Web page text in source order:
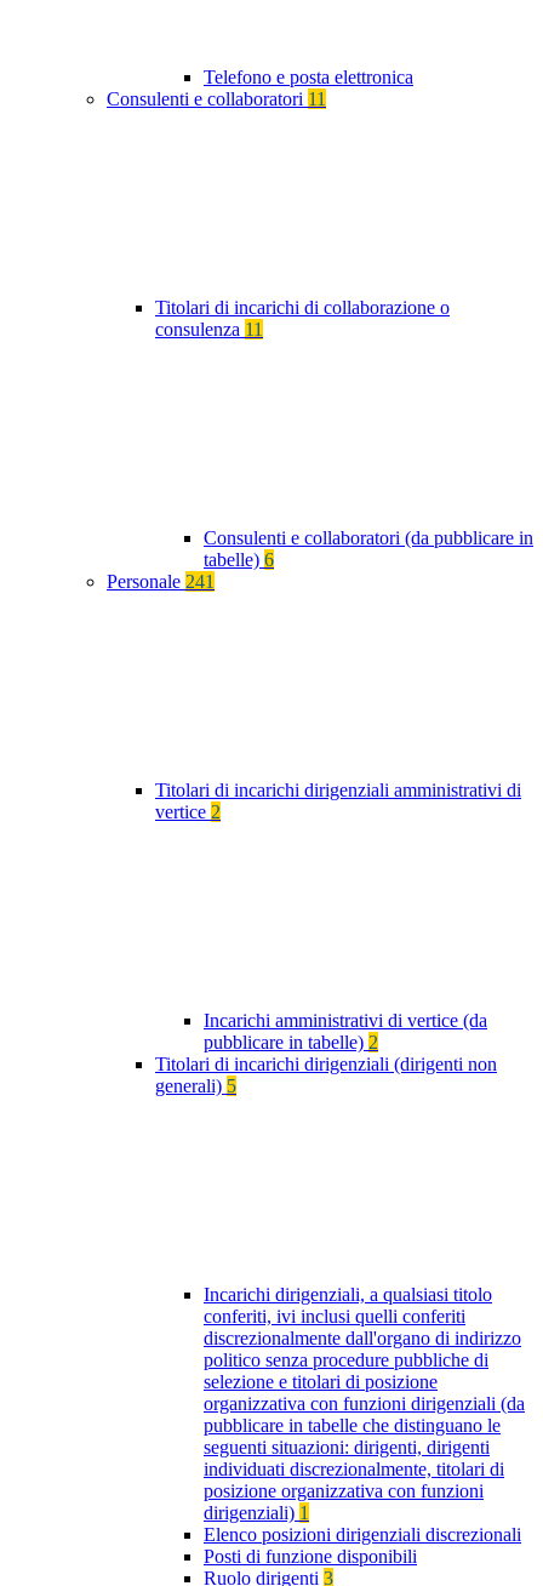
Telefono e posta elettronica
Consulenti e collaboratori 11
Titolari di incarichi di collaborazione o
consulenza 11
Consulenti e collaboratori (da pubblicare in
tabelle) 6
Personale 241
Titolari di incarichi dirigenziali amministrativi di
vertice 2
Incarichi amministrativi di vertice (da
pubblicare in tabelle) 2
Titolari di incarichi dirigenziali (dirigenti non
generali) 5
Incarichi dirigenziali, a qualsiasi titolo
conferiti, ivi inclusi quelli conferiti
discrezionalmente dall'organo di indirizzo
politico senza procedure pubbliche di
selezione e titolari di posizione
organizzativa con funzioni dirigenziali (da
pubblicare in tabelle che distinguano le
seguenti situazioni: dirigenti, dirigenti
individuati discrezionalmente, titolari di
posizione organizzativa con funzioni
dirigenziali) 1
Elenco posizioni dirigenziali discrezionali
Posti di funzione disponibili
Ruolo dirigenti 3